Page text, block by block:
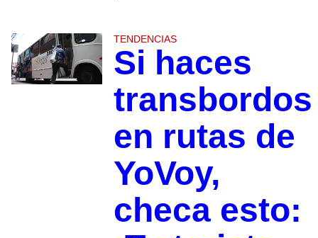
TENDENCIAS
Si haces
transbordos
en rutas de
YoVoy,
checa esto: